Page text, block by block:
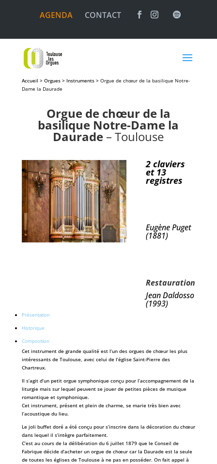
AGENDA CONTACT
Accueil > Orgues > Instruments > Orgue de chœur de la basilique Notre-
Dame la Daurade
Orgue de chœur de la
basilique Notre-Dame la
Daurade – Toulouse
2 claviers
et 13
registres
Eugène Puget
(1881)
Restauration
Jean Daldosso
(1993)
Présentation
Historique
Composition
Cet instrument de grande qualité est l’un des orgues de chœur les plus
intéressants de Toulouse, avec celui de l’église Saint-Pierre des
Chartreux.
Il s’agit d’un petit orgue symphonique conçu pour l’accompagnement de la
liturgie mais sur lequel peuvent se jouer de petites pièces de musique
romantique et symphonique.
Cet instrument, présent et plein de charme, se marie très bien avec
l’acoustique du lieu.
Le joli buffet doré a été conçu pour s’inscrire dans la décoration du chœur
dans lequel il s’intègre parfaitement.
C’est au cours de la délibération du 6 juillet 1879 que le Conseil de
Fabrique décide d’acheter un orgue de chœur car la Daurade est la seule
de toutes les églises de Toulouse à ne pas en posséder. On fait appel à